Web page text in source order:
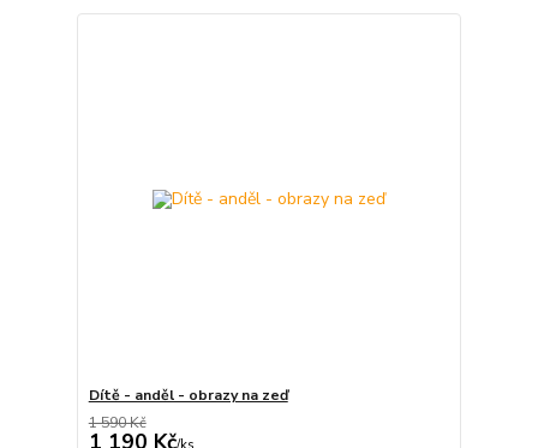
Dítě - anděl - obrazy na zeď
1 590 Kč
1 190 Kč